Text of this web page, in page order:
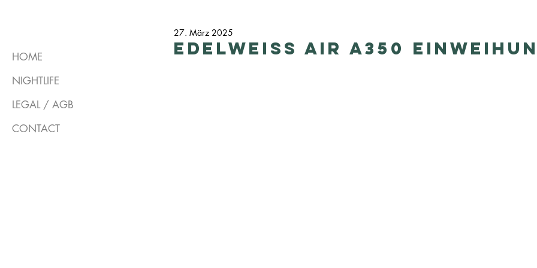
HOME
NIGHTLIFE
LEGAL / AGB
CONTACT
Edelweiss Air a350
27. März 2025